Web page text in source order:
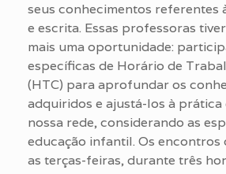
seus conhecimentos referentes
e escrita. Essas professoras
mais uma oportunidade:
específicas de Horário de
(HTC) para aprofundar os
adquiridos e ajustá-los à prática
nossa rede, considerando as
educação infantil. Os encontros
as terças-feiras, durante três